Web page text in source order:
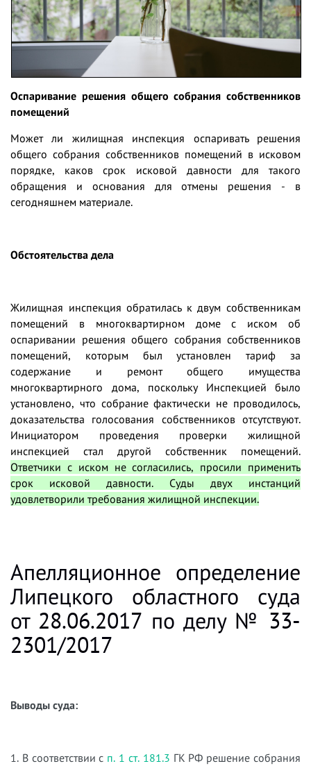
Оспаривание решения общего собрания собственников
помещений
Может ли жилищная инспекция оспаривать решения
общего собрания собственников помещений в исковом
порядке, каков срок исковой давности для такого
обращения и основания для отмены решения - в
сегодняшнем материале.
Обстоятельства дела
Жилищная инспекция обратилась к двум собственникам
помещений в многоквартирном доме с иском об
оспаривании решения общего собрания собственников
помещений, которым был установлен тариф за
содержание и ремонт общего имущества
многоквартирного дома, поскольку Инспекцией было
установлено, что собрание фактически не проводилось,
доказательства голосования собственников отсутствуют.
Инициатором проведения проверки жилищной
инспекцией стал другой собственник помещений.
Ответчики с иском не согласились, просили применить
срок исковой давности. Суды двух инстанций
удовлетворили требования жилищной инспекции.
Апелляционное определение
Липецкого областного суда
от 28.06.2017 по делу № 33-
2301/2017
Выводы суда:
1. В соответствии с п. 1 ст. 181.3 ГК РФ решение собрания